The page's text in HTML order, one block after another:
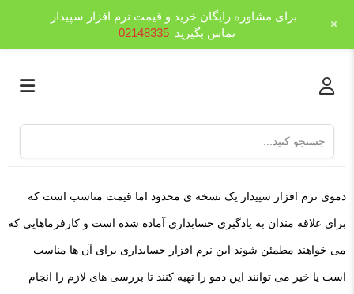
دموی نرم افزار سپیدار یک نسخه ی محدود اما قیمت مناسب است که
برای علاقه مندان به یادگیری حسابداری آماده شده است و کارفرماهایی که
می خواهند مطمئن شوند این نرم افزار حسابداری برای آن ها مناسب
است یا خیر می توانند این دمو را تهیه کنند تا بررسی های لازم را انجام
برای مشاوره رایگان خرید و قیمت نرم افزار سپیدار
تماس بگیرید 02148335 +